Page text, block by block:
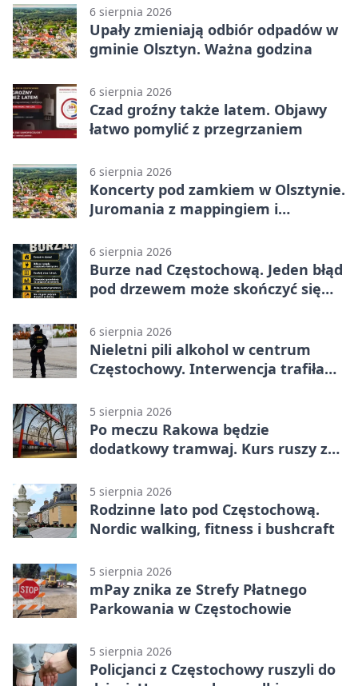
6 sierpnia 2026
Upały zmieniają odbiór odpadów w
gminie Olsztyn. Ważna godzina
6 sierpnia 2026
Czad groźny także latem. Objawy
łatwo pomylić z przegrzaniem
6 sierpnia 2026
Koncerty pod zamkiem w Olsztynie.
Juromania z mappingiem i
6 sierpnia 2026
Burze nad Częstochową. Jeden błąd
pod drzewem może skończyć się
6 sierpnia 2026
Nieletni pili alkohol w centrum
Częstochowy. Interwencja trafiła
5 sierpnia 2026
Po meczu Rakowa będzie
dodatkowy tramwaj. Kurs ruszy ze
5 sierpnia 2026
Rodzinne lato pod Częstochową.
Nordic walking, fitness i bushcraft
5 sierpnia 2026
mPay znika ze Strefy Płatnego
Parkowania w Częstochowie
5 sierpnia 2026
Policjanci z Częstochowy ruszyli do